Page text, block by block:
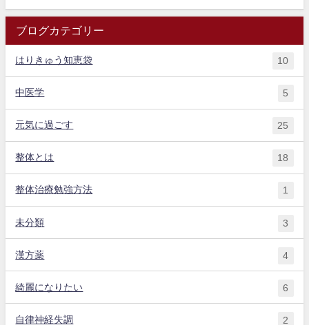
ブログカテゴリー
はりきゅう知恵袋 10
中医学 5
元気に過ごす 25
整体とは 18
整体治療勉強方法 1
未分類 3
漢方薬 4
綺麗になりたい 6
自律神経失調 2